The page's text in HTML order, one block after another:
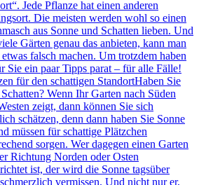
Jede Pflanze hat einen anderen
Die meisten werden wohl so einen
aus Sonne und Schatten lieben. Und
Gärten genau das anbieten, kann man
falsch machen. Um trotzdem haben
Sie ein paar Tipps parat – für alle Fälle!
für den schattigen StandortHaben Sie
Wenn Ihr Garten nach Süden
zeigt, dann können Sie sich
schätzen, denn dann haben Sie Sonne
müssen für schattige Plätzchen
sorgen. Wer dagegen einen Garten
Richtung Norden oder Osten
ist, der wird die Sonne tagsüber
vermissen. Und nicht nur er,